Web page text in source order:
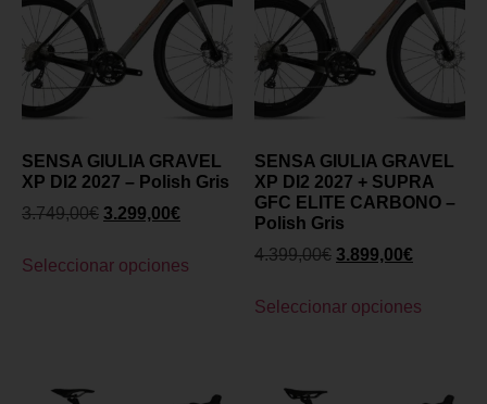
SENSA GIULIA GRAVEL
XP DI2 2027 – Polish Gris
3.749,00€ 3.299,00€
Seleccionar opciones
SENSA GIULIA GRAVEL
XP DI2 2027 + SUPRA
GFC ELITE CARBONO –
Polish Gris
4.399,00€ 3.899,00€
Seleccionar opciones